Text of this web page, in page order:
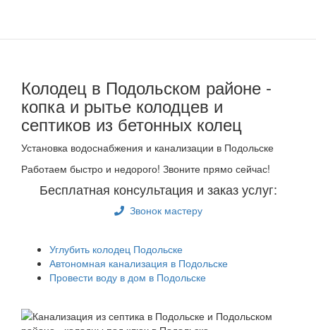
Колодец в Подольском районе -
копка и рытье колодцев и
септиков из бетонных колец
Установка водоснабжения и канализации в Подольске
Работаем быстро и недорого! Звоните прямо сейчас!
Бесплатная консультация и заказ услуг:
Звонок мастеру
Углубить колодец Подольске
Автономная канализация в Подольске
Провести воду в дом в Подольске